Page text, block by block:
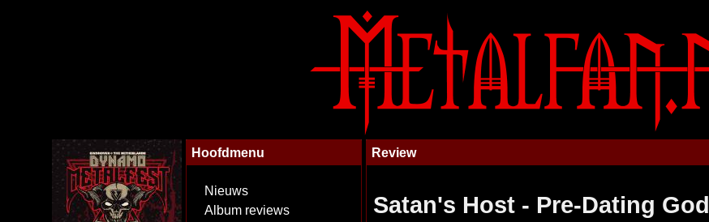
Hoofdmenu
Nieuws
Album reviews
Review
Satan's Host - Pre-Dating God